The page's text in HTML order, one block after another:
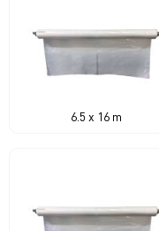
6.5 x 16 m